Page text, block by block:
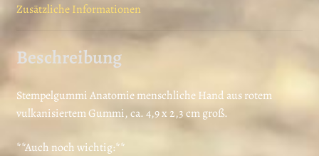
Zusätzliche Informationen
Beschreibung
Stempelgummi Anatomie menschliche Hand aus rotem
vulkanisiertem Gummi, ca. 4,9 x 2,3 cm groß.
**Auch noch wichtig:**